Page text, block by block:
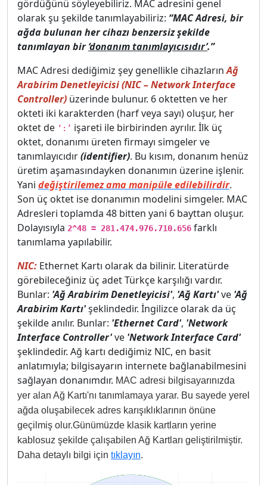
gördüğünü söyleyebiliriz. MAC adresini genel
olarak şu şekilde tanımlayabiliriz: “MAC Adresi, bir
ağda bulunan her cihazı benzersiz şekilde
tanımlayan bir‘donanım tanımlayıcısıdır’.”
MAC Adresi dediğimiz şey genellikle cihazlarınAğ
Arabirim Denetleyicisi(NIC – Network Interface
Controller) üzerinde bulunur. 6 oktetten ve her
okteti iki karakterden (harf veya sayı) oluşur, her
oktet de ‘:’ işareti ile birbirinden ayrılır. İlk üç
oktet, donanımı üreten firmayı simgeler ve
tanımlayıcıdır(identifier). Bu kısım, donanım henüz
üretim aşamasındayken donanımın üzerine işlenir.
Yani değiştirilemez ama manipüle edilebilirdir.
Son üç oktet ise donanımın modelini simgeler. MAC
Adresleri toplamda 48 bitten yani 6 bayttan oluşur.
Dolayısıyla 2^48 = 281.474.976.710.656 farklı
tanımlama yapılabilir.
NIC: Ethernet Kartı olarak da bilinir. Literatürde
görebileceğiniz üç adet Türkçe karşılığı vardır.
Bunlar: 'Ağ Arabirim Denetleyicisi', 'Ağ Kartı've 'Ağ
Arabirim Kartı'şeklindedir. İngilizce olarak da üç
şekilde anılır. Bunlar: 'Ethernet Card', 'Network
Interface Controller've 'Network Interface Card'
şeklindedir. Ağ kartı dediğimiz NIC, en basit
anlatımıyla; bilgisayarın internete bağlanabilmesini
sağlayan donanımdır. MAC adresi bilgisayarınızda
yer alan Ağ Kartı'nı tanımlamaya yarar. Bu sayede yerel
ağda oluşabilecek adres karışıklıklarının önüne
geçilmiş olur.Günümüzde klasik kartların yerine
kablosuz şekilde çalışabilen Ağ Kartları geliştirilmiştir.
Daha detaylı bilgi için tıklayın.